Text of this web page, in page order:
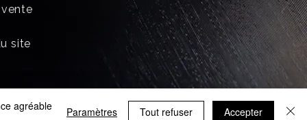
site
agréable
Paramètres Tout refuser Accepter